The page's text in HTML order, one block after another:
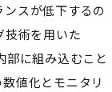
スが低下するの
技術を用いた
に組み込むこと
値化とモニタリ